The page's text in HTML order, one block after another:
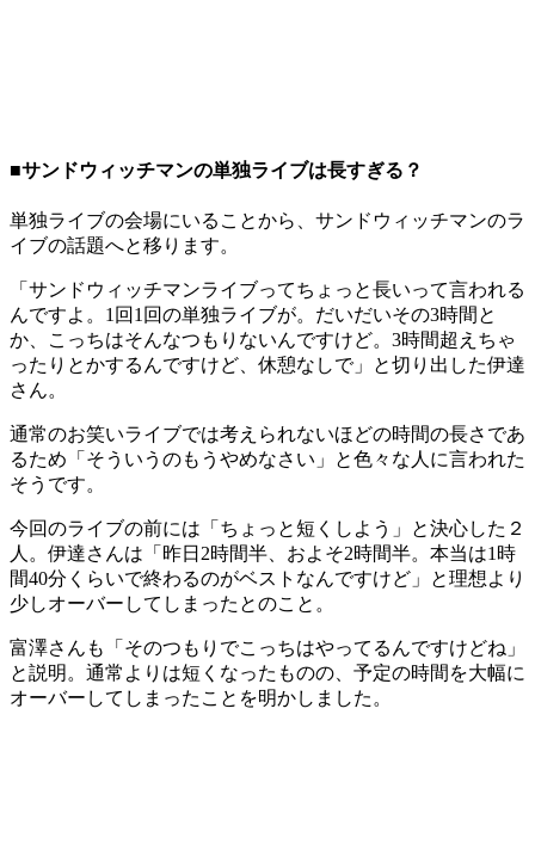
■サンドウィッチマンの単独ライブは長すぎる？
単独ライブの会場にいることから、サンドウィッチマンのラ
イブの話題へと移ります。
「サンドウィッチマンライブってちょっと長いって言われる
んですよ。1回1回の単独ライブが。だいだいその3時間と
か、こっちはそんなつもりないんですけど。3時間超えちゃ
ったりとかするんですけど、休憩なしで」と切り出した伊達
さん。
通常のお笑いライブでは考えられないほどの時間の長さであ
るため「そういうのもうやめなさい」と色々な人に言われた
そうです。
今回のライブの前には「ちょっと短くしよう」と決心した２
人。伊達さんは「昨日2時間半、およそ2時間半。本当は1時
間40分くらいで終わるのがベストなんですけど」と理想より
少しオーバーしてしまったとのこと。
富澤さんも「そのつもりでこっちはやってるんですけどね」
と説明。通常よりは短くなったものの、予定の時間を大幅に
オーバーしてしまったことを明かしました。